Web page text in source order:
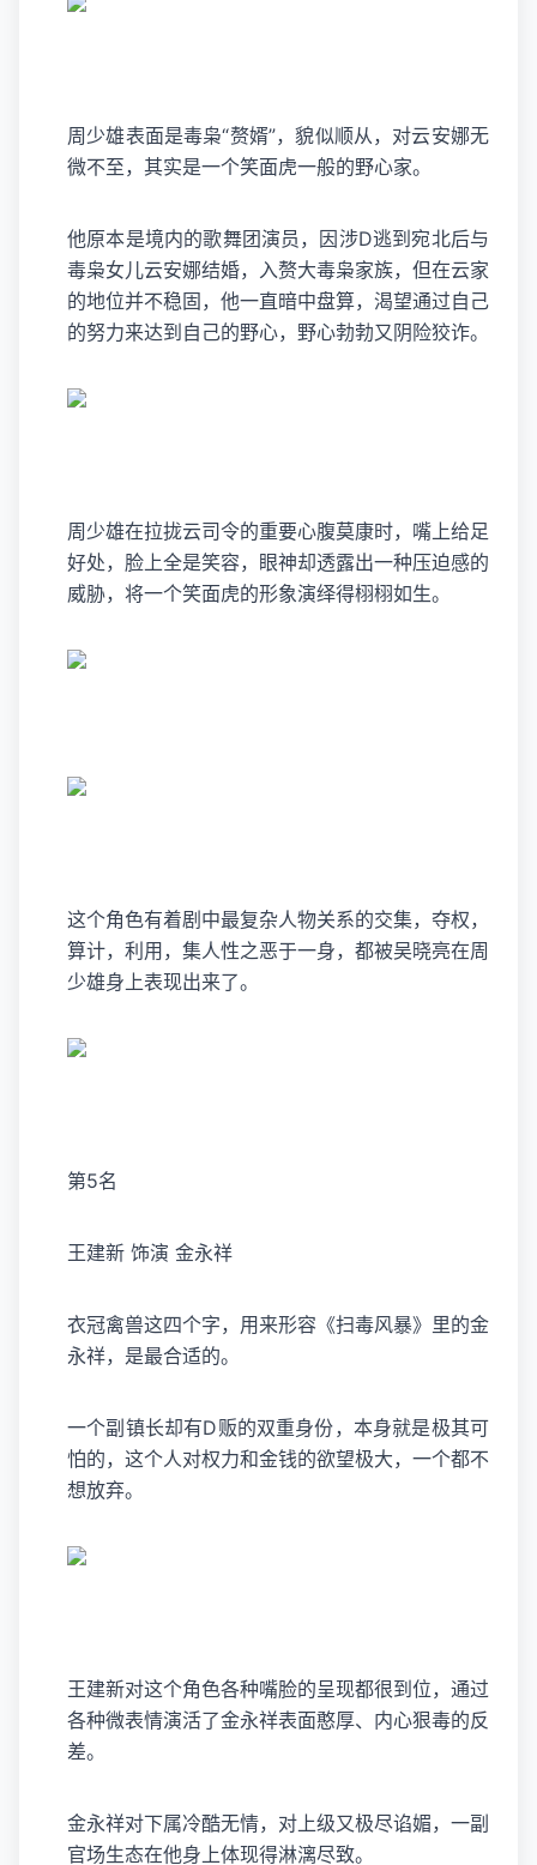
周少雄表面是毒枭“赘婿”，貌似顺从，对云安娜无
微不至，其实是一个笑面虎一般的野心家。
他原本是境内的歌舞团演员，因涉D逃到宛北后与
毒枭女儿云安娜结婚，入赘大毒枭家族，但在云家
的地位并不稳固，他一直暗中盘算，渴望通过自己
的努力来达到自己的野心，野心勃勃又阴险狡诈。
周少雄在拉拢云司令的重要心腹莫康时，嘴上给足
好处，脸上全是笑容，眼神却透露出一种压迫感的
威胁，将一个笑面虎的形象演绎得栩栩如生。
这个角色有着剧中最复杂人物关系的交集，夺权，
算计，利用，集人性之恶于一身，都被吴晓亮在周
少雄身上表现出来了。
第5名
王建新 饰演 金永祥
衣冠禽兽这四个字，用来形容《扫毒风暴》里的金
永祥，是最合适的。
一个副镇长却有D贩的双重身份，本身就是极其可
怕的，这个人对权力和金钱的欲望极大，一个都不
想放弃。
王建新对这个角色各种嘴脸的呈现都很到位，通过
各种微表情演活了金永祥表面憨厚、内心狠毒的反
差。
金永祥对下属冷酷无情，对上级又极尽谄媚，一副
官场生态在他身上体现得淋漓尽致。